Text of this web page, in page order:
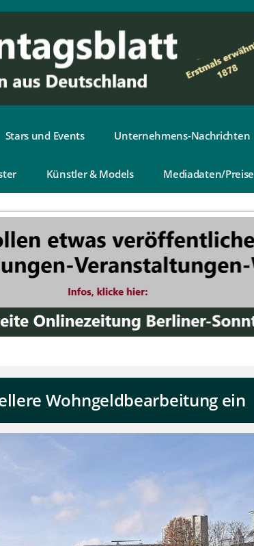
Stars und Events Unternehmens-Nachrichten
Künstler & Models Mediadaten/Preise
Wohngeldbearbeitung ein